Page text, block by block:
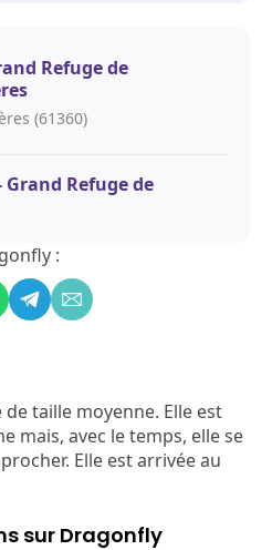
taille moyenne. Elle est
mais, avec le temps, elle se
Elle est arrivée au
sur Dragonfly
Refuge de
(61360)
Grand Refuge de
: